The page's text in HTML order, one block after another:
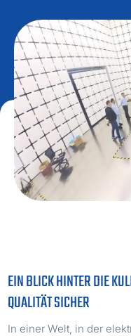
EIN BLICK HINTER DIE
QUALITÄT SICHER
In einer Welt, in der